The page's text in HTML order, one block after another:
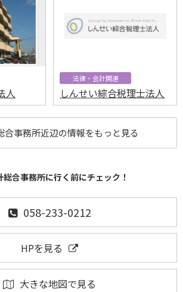
人
法律・会計関連
しんせい綜合税理士法人
合事務所近辺の情報をもっと見る
総合事務所に行く前にチェック！
058-233-0212
HPを見る
大きな地図で見る